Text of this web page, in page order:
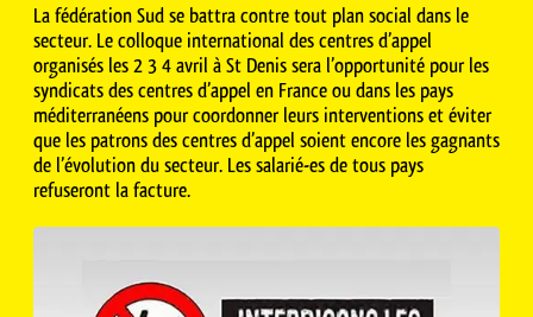
La fédération Sud se battra contre tout plan social dans le
secteur. Le colloque international des centres d’appel
organisés les 2 3 4 avril à St Denis sera l’opportunité pour les
syndicats des centres d’appel en France ou dans les pays
méditerranéens pour coordonner leurs interventions et éviter
que les patrons des centres d’appel soient encore les gagnants
de l’évolution du secteur. Les salarié-es de tous pays
refuseront la facture.